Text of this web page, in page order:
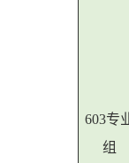
603专
组